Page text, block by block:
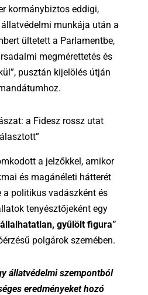
kormánybiztos eddigi,
munkája után a
ültetett a Parlamentbe,
megmérettetés és
pusztán kijelölés útján
a Fidesz rossz utat
a jelzőkkel, amikor
és magánéleti hátterét
a politikus vadászként és
tenyésztőjeként egy
gyűlölt figura”
polgárok szemében.
állatvédelmi szempontból
eredményeket hozó